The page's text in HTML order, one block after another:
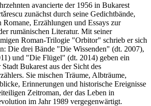
avancierte der 1956 in Bukarest
zunächst durch seine Gedichtbände,
Erzählungen und Essays zur
rumänischen Literatur. Mit seiner
Roman-Trilogie "Orbitor" schrieb er sich
Die drei Bände "Die Wissenden" (dt. 2007),
und "Die Flügel" (dt. 2014) geben ein
Bukarest aus der Sicht des
Sie mischen Träume, Albträume,
Erinnerungen und historische Ereignisse
Zeitroman, der das Leben in
im Jahr 1989 vergegenwärtigt.